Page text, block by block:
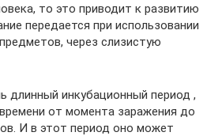
то это приводит к развитию
передается при использовании
через слизистую
длинный инкубационный период ,
от момента заражения до
И в этот период оно может